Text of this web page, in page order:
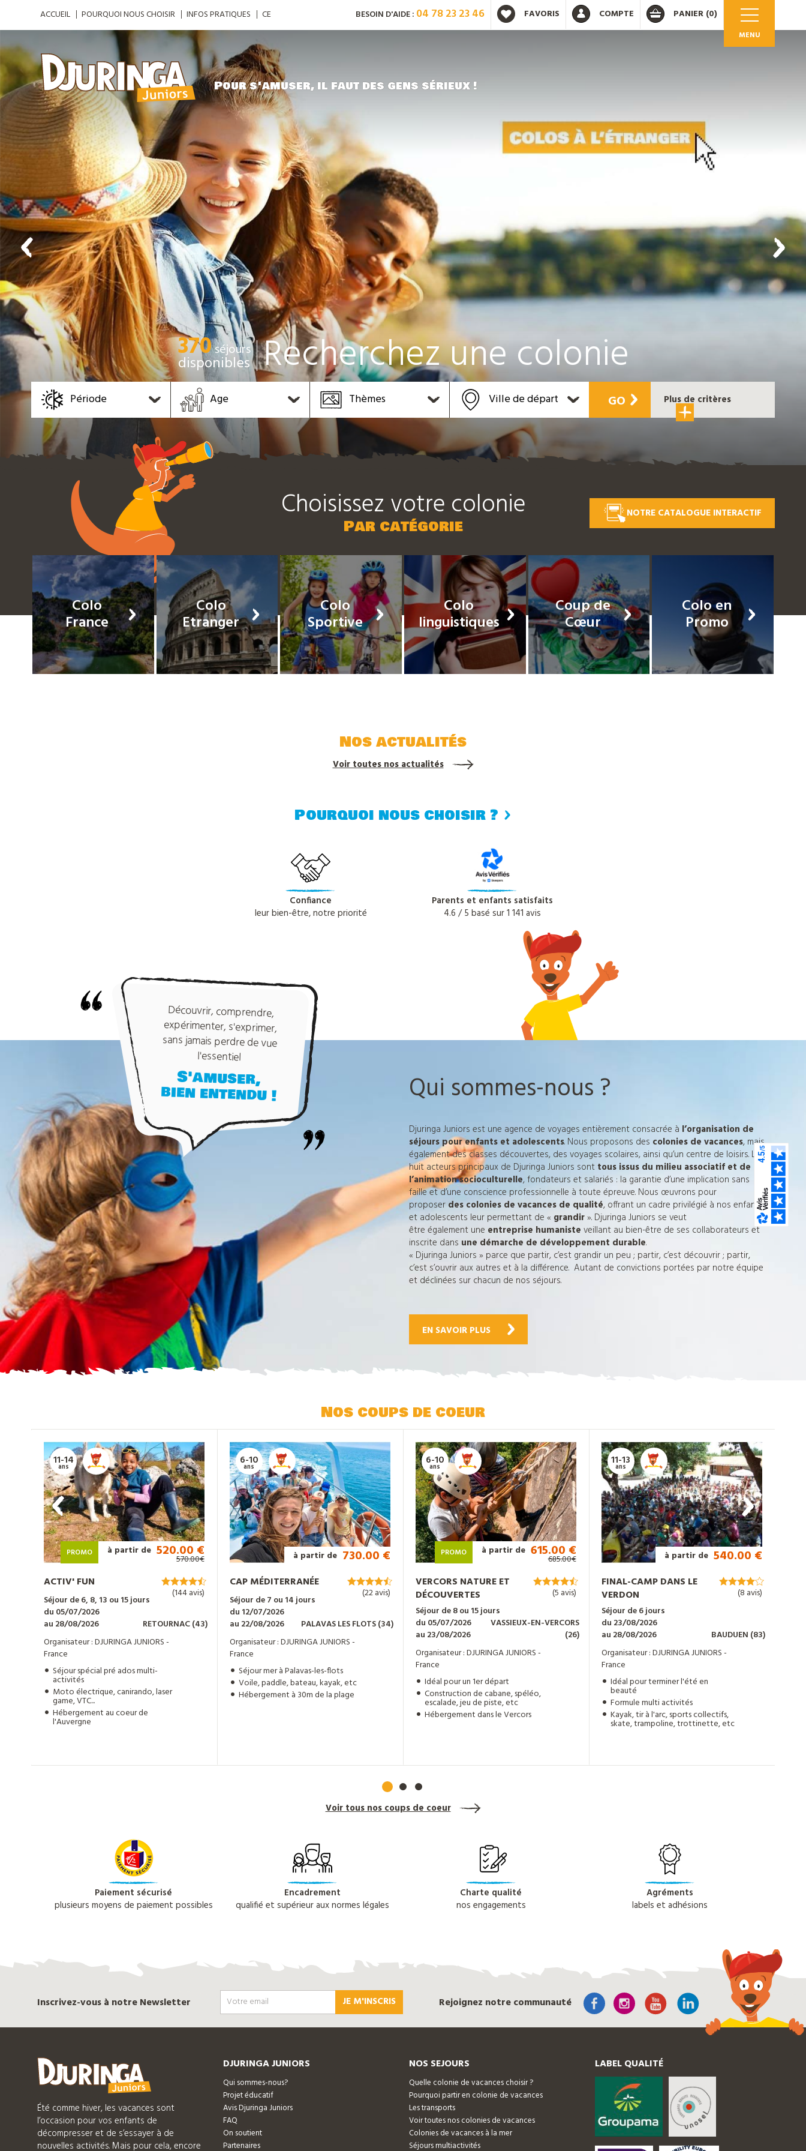
MENU
PANIER (0)
COMPTE
Nouveau client ?
FAVORIS
BESOIN D'AIDE : 04 78 23 23 46
ACCUEIL POURQUOI NOUS CHOISIR INFOS PRATIQUES CE
Pour s'amuser, il faut des gens sérieux !
vacances
centres
d'hébergements
Informations
pratiques
Tout
sur
Djuringa
Nos
actualités
Contact
Télécharger
Recherchez une colonie
370séjours
disponibles
Période Age Thèmes Ville de départ GO Plus de critères
Choisissez votre colonie
Par catégorie
NOTRE CATALOGUE INTERACTIF
Colo
France
Colo
Etranger
Colo
Sportive
Colo
linguistiques
Coup de
Cœur
Colo en
Promo
Nos actualités
Voir toutes nos actualités
Pourquoi nous choisir ?
Confiance
leur bien-être, notre priorité
Parents et enfants satisfaits
4.6 / 5 basé sur 1 141 avis
Découvrir, comprendre,
expérimenter, s'exprimer,
sans jamais perdre de vue
l'essentiel
S'amuser,
bien entendu ! Qui sommes-nous ?
Djuringa Juniors est une agence de voyages entièrement consacrée à l’organisation de
séjours pour enfants et adolescents. Nous proposons des colonies de vacances, mais
également des classes découvertes, des voyages scolaires, ainsi qu’un centre de loisirs. Les
huit acteurs principaux de Djuringa Juniors sont tous issus du milieu associatif et de
l’animation socioculturelle, fondateurs et salariés : la garantie d’une implication sans
faille et d’une conscience professionnelle à toute épreuve. Nous œuvrons pour
proposer des colonies de vacances de qualité, offrant un cadre privilégié à nos enfants
et adolescents leur permettant de « grandir». Djuringa Juniors se veut
être également une entreprise humaniste veillant au bien-être de ses collaborateurs et
inscrite dans une démarche de développement durable.
« Djuringa Juniors » parce que partir, c’est grandir un peu ; partir, c’est découvrir ; partir,
c’est s’ouvrir aux autres et à la différence. Autant de convictions portées par notre équipe
et déclinées sur chacun de nos séjours.
EN SAVOIR PLUS
Nos coups de coeur
11-14
ans
PROMO à partir de
570.00€
520.00 €
ACTIV' FUN
Séjour de 6, 8, 13 ou 15 jours
du 05/07/2026
au 28/08/2026
RETOURNAC(43)
Organisateur : DJURINGA JUNIORS -
France
Séjour spécial pré ados multi-
activités
Moto électrique, canirando, laser
game, VTC...
Hébergement au coeur de
l'Auvergne
(144 avis)
6-10
ans
à partir de 730.00 €
CAP MÉDITERRANÉE
Séjour de 7 ou 14 jours
du 12/07/2026
au 22/08/2026
PALAVAS LES FLOTS(34)
Organisateur : DJURINGA JUNIORS -
France
Séjour mer à Palavas-les-flots
Voile, paddle, bateau, kayak, etc
Hébergement à 30m de la plage
(22 avis)
6-10
ans
PROMO à partir de
685.00€
615.00 €
VERCORS NATURE ET
DÉCOUVERTES
Séjour de 8 ou 15 jours
du 05/07/2026
au 23/08/2026
VASSIEUX-EN-VERCORS
(26)
Organisateur : DJURINGA JUNIORS -
France
Idéal pour un 1er départ
Construction de cabane, spéléo,
escalade, jeu de piste, etc
Hébergement dans le Vercors
(5 avis)
11-13
ans
à partir de 540.00 €
FINAL-CAMP DANS LE
VERDON
Séjour de 6 jours
du 23/08/2026
au 28/08/2026
BAUDUEN (83)
Organisateur : DJURINGA JUNIORS -
France
Idéal pour terminer l'été en
beauté
Formule multi activités
Kayak, tir à l'arc, sports collectifs,
skate, trampoline, trottinette, etc
(8 avis)
Voir tous nos coups de coeur
Paiement sécurisé
plusieurs moyens de paiement possibles
Encadrement
qualifié et supérieur aux normes légales
Charte qualité
nos engagements
Agréments
labels et adhésions
Inscrivez-vous à notre Newsletter JE M'INSCRIS Rejoignez notre communauté
Été comme hiver, les vacances sont
l’occasion pour vos enfants de
décompresser et de s’essayer à de
nouvelles activités. Mais pour cela, encore
DJURINGA JUNIORS
Qui sommes-nous?
Projet éducatif
Avis Djuringa Juniors
FAQ
On soutient
Partenaires
NOS SEJOURS
Quelle colonie de vacances choisir ?
Pourquoi partir en colonie de vacances
Les transports
Voir toutes nos colonies de vacances
Colonies de vacances à la mer
Séjours multiactivités
LABEL QUALITÉ